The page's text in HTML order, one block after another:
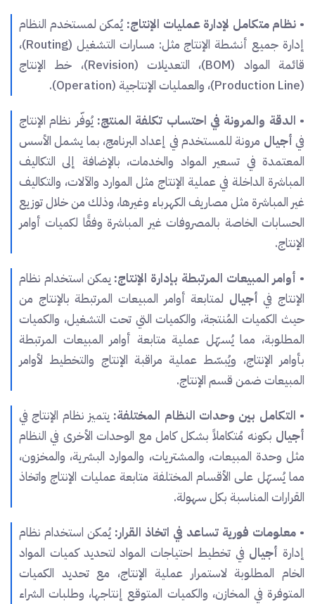
• نظام متكامل لإدارة عمليات الإنتاج: يُمكن لمستخدم النظام
إدارة جميع أنشطة الإنتاج مثل: مسارات التشغيل (Routing)،
قائمة المواد (BOM)، التعديلات (Revision)، خط الإنتاج
(Production Line)، والعمليات الإنتاجية (Operation).
• الدقة والمرونة في احتساب تكلفة المنتج: يُوفّر نظام الإنتاج
في أجيال مرونة للمستخدم في إعداد البرنامج، بما يشمل الأسس
المعتمدة في تسعير المواد والخدمات، بالإضافة إلى التكاليف
المباشرة الداخلة في عملية الإنتاج مثل الموارد والآلات، والتكاليف
غير المباشرة مثل مصاريف الكهرباء وغيرها، وذلك من خلال توزيع
الحسابات الخاصة بالمصروفات غير المباشرة وفقًا لكميات أوامر
الإنتاج.
• أوامر المبيعات المرتبطة بإدارة الإنتاج: يمكن استخدام نظام
الإنتاج في أجيال لمتابعة أوامر المبيعات المرتبطة بالإنتاج من
حيث الكميات المُنتجة، والكميات التي تحت التشغيل، والكميات
المطلوبة، مما يُسهّل عملية متابعة أوامر المبيعات المرتبطة
بأوامر الإنتاج، ويُبسّط عملية مراقبة الإنتاج والتخطيط لأوامر
المبيعات ضمن قسم الإنتاج.
• التكامل بين وحدات النظام المختلفة: يتميز نظام الإنتاج في
أجيال بكونه مُتكاملاً بشكل كامل مع الوحدات الأخرى في النظام
مثل وحدة المبيعات، والمشتريات، والموارد البشرية، والمخزون،
مما يُسهّل على الأقسام المختلفة متابعة عمليات الإنتاج واتخاذ
القرارات المناسبة بكل سهولة.
• معلومات فورية تساعد في اتخاذ القرار: يُمكن استخدام نظام
إدارة أجيال في تخطيط احتياجات المواد لتحديد كميات المواد
الخام المطلوبة لاستمرار عملية الإنتاج، مع تحديد الكميات
المتوفرة في المخازن، والكميات المتوقع إنتاجها، وطلبات الشراء